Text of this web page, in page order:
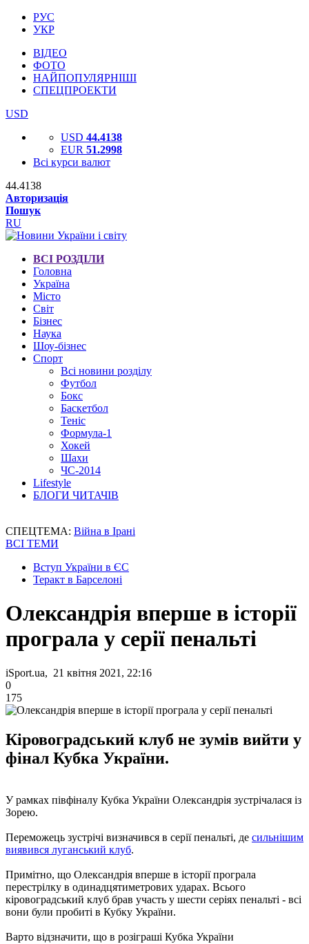
РУС
УКР
ВІДЕО
ФОТО
НАЙПОПУЛЯРНІШІ
СПЕЦПРОЕКТИ
USD
USD 44.4138
EUR 51.2998
Всі курси валют
44.4138
Авторизація
Пошук
RU
ВСІ РОЗДІЛИ
Головна
Україна
Місто
Світ
Бізнес
Наука
Шоу-бізнес
Спорт
Всі новини розділу
Футбол
Бокс
Баскетбол
Теніс
Формула-1
Хокей
Шахи
ЧС-2014
Lifestyle
БЛОГИ ЧИТАЧІВ
СПЕЦТЕМА: Війна в Ірані
ВСІ ТЕМИ
Вступ України в ЄС
Теракт в Барселоні
Олександрія вперше в історії
програла у серії пенальті
iSport.ua, 21 квітня 2021, 22:16
0
175
Кіровоградський клуб не зумів вийти у
фінал Кубка України.
У рамках півфіналу Кубка України Олександрія зустрічалася із
Зорею.
Переможець зустрічі визначився в серії пенальті, де сильнішим
виявився луганський клуб.
Примітно, що Олександрія вперше в історії програла
перестрілку в одинадцятиметрових ударах. Всього
кіровоградський клуб брав участь у шести серіях пенальті - всі
вони були пробиті в Кубку України.
Варто відзначити, що в розіграші Кубка України